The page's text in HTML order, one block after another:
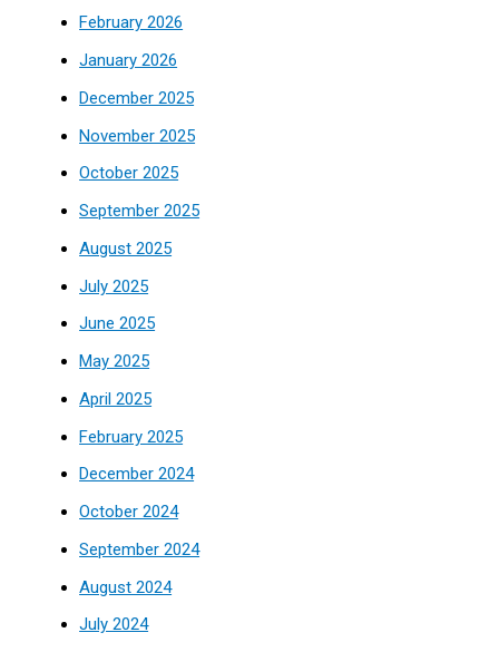
February 2026
January 2026
December 2025
November 2025
October 2025
September 2025
August 2025
July 2025
June 2025
May 2025
April 2025
February 2025
December 2024
October 2024
September 2024
August 2024
July 2024